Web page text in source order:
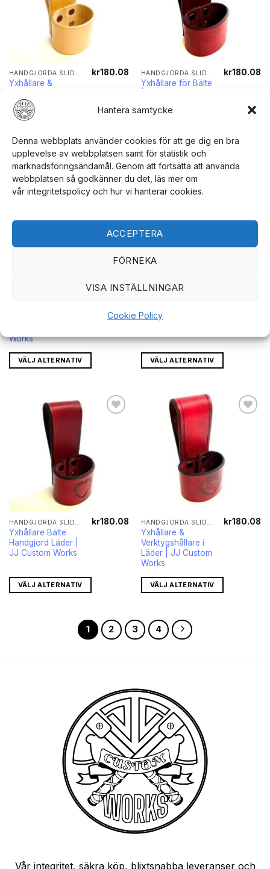
Hantera samtycke
Denna webbplats använder cookies för att ge dig en bra
upplevelse av webbplatsen samt för statistik och
marknadsföringsändamål. Genom att fortsätta att använda
webbplatsen så godkänner du det, läs mer om
vår integritetspolicy och hur vi hanterar cookies.
ACCEPTERA
FÖRNEKA
VISA INSTÄLLNINGAR
Cookie Policy
HANDGJORDA SLIDOR FÖR YXOR OCH KNIVAR
Yxhållare &
Bälte | JJ Custom
Works
kr180.08
VÄLJ ALTERNATIV
HANDGJORDA SLIDOR FÖR YXOR OCH KNIVAR
Yxhållare för Bälte
kr180.08
VÄLJ ALTERNATIV
Lägg till i
Works
VÄLJ ALTERNATIV
Handgjord | JJ
VÄLJ ALTERNATIV
Yxhållare Bälte
Handgjord Läder |
JJ Custom Works
kr180.08
VÄLJ ALTERNATIV
Yxhållare &
Verktygshållare i
Läder | JJ Custom
Works
kr180.08
VÄLJ ALTERNATIV
1 2 3 4
Vår integritet, säkra köp, blixtsnabba leveranser och